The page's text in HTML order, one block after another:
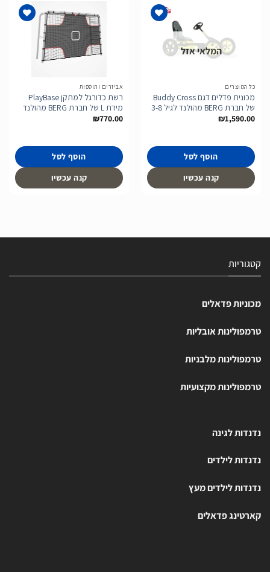
המלאי אזל
כל המוצרים
מכונית פדלים דגם Buddy Cross
של חברת BERG מהולנד לגיל 3-8
₪1,590.00
הוסף לסל
קנה עכשיו
אביזרים ותוספות
רשת כדורגל למתקן PlayBase
מידת L של חברת BERG מהולנד
₪770.00
הוסף לסל
קנה עכשיו
קטגוריות
מכוניות פדאלים
טרמפולינות אובליות
טרמפולינות מלבניות
טרמפולינות מקצועיות
נדנדות לגינה
נדנדות לילדים
נדנדות לילדים מעץ
קארטינג פדאלים